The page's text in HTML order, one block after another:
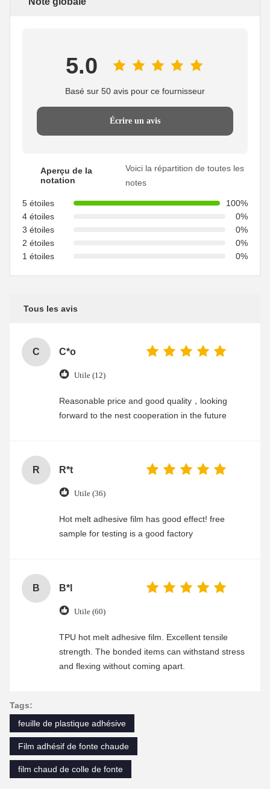
5.0
Basé sur 50 avis pour ce fournisseur
Écrire un avis
Aperçu de la
notation
Voici la répartition de toutes les
notes
5 étoiles
100%
4 étoiles
0%
3 étoiles
0%
2 étoiles
0%
1 étoiles
0%
Tous les avis
C C*o
Utile (12)
Reasonable price and good quality，looking
forward to the nest cooperation in the future
R R*t
Utile (36)
Hot melt adhesive film has good effect! free
sample for testing is a good factory
B B*l
Utile (60)
TPU hot melt adhesive film. Excellent tensile
strength. The bonded items can withstand stress
and flexing without coming apart.
Tags:
feuille de plastique adhésive
Film adhésif de fonte chaude
film chaud de colle de fonte